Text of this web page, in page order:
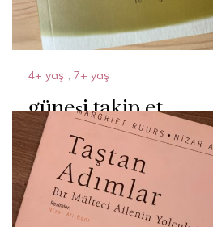
4+ yaş , 7+ yaş
güneşi takip et
20 Temmuz 2024 Acparantez.com